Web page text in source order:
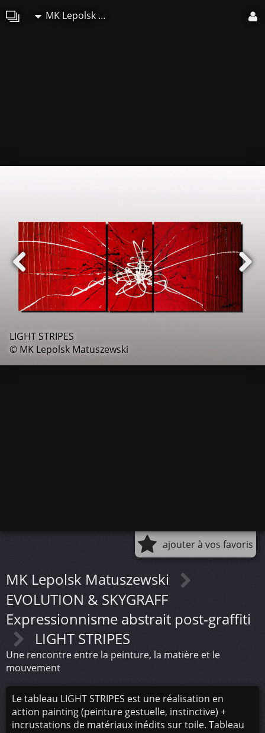
MK Lepolsk Matuszewski
LIGHT STRIPES
© MK Lepolsk Matuszewski
ajouter à vos favoris
MK Lepolsk Matuszewski
EVOLUTION & SKYGRAFF
Expressionnisme abstrait post-graffiti
LIGHT STRIPES
Une rencontre entre la peinture, la matière et le
mouvement
Le tableau LIGHT STRIPES est une réalisation en
action painting (peinture gestuelle, instinctive) +
incrustations de matériaux inédits sur toile. Tableau